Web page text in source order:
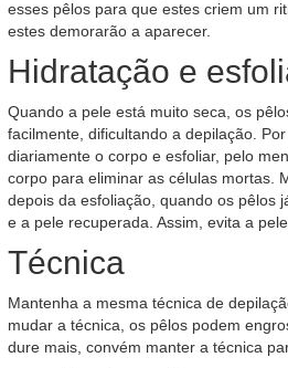
esses pêlos para que estes criem um
estes demorarão a aparecer.
Hidratação e
Quando a pele está muito seca, os
facilmente, dificultando a depilação.
diariamente o corpo e esfoliar, pelo
corpo para eliminar as células mortas.
depois da esfoliação, quando os pêlos
e a pele recuperada. Assim, evita a pele
Técnica
Mantenha a mesma técnica de
mudar a técnica, os pêlos podem
dure mais, convém manter a técnica